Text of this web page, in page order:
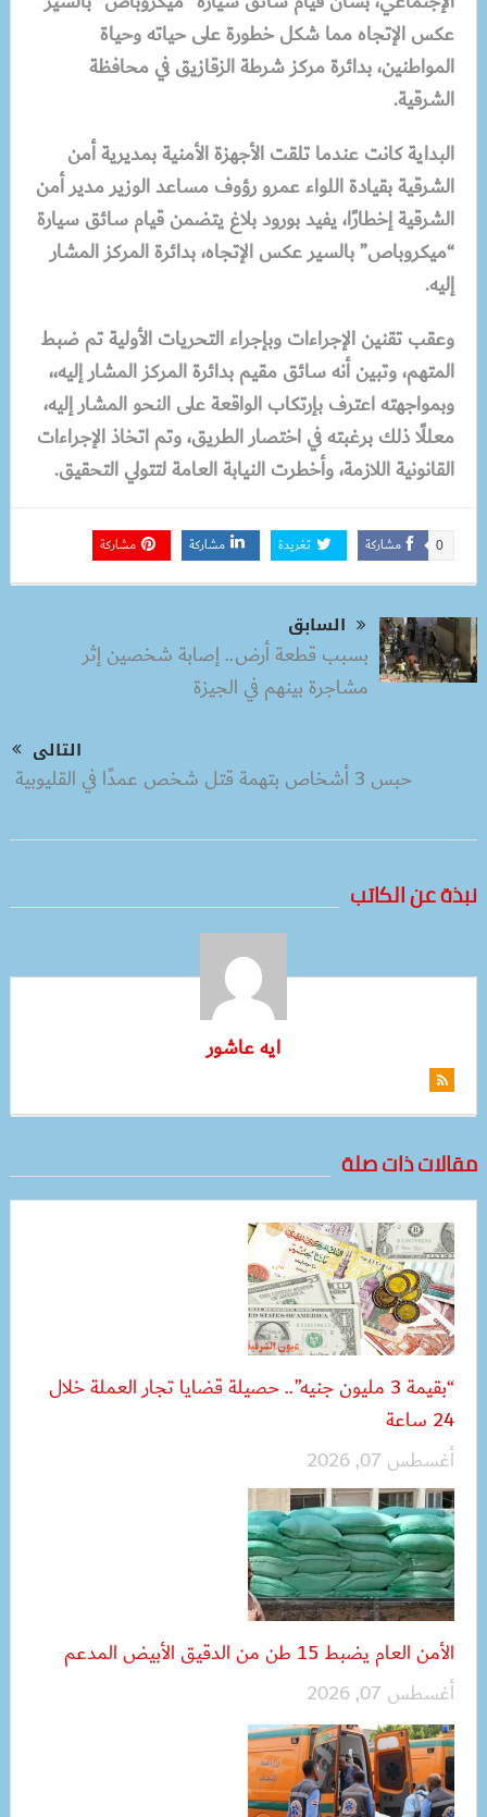
عكس الإتجاه مما شكل خطورة على حياته وحياة
المواطنين، بدائرة مركز شرطة الزقازيق في محافظة
الشرقية.
البداية كانت عندما تلقت الأجهزة الأمنية بمديرية أمن
الشرقية بقيادة اللواء عمرو رؤوف مساعد الوزير مدير أمن
الشرقية إخطارًا، يفيد بورود بلاغ يتضمن قيام سائق سيارة
“ميكروباص” بالسير عكس الإتجاه، بدائرة المركز المشار
إليه.
وعقب تقنين الإجراءات وبإجراء التحريات الأولية تم ضبط
المتهم، وتبين أنه سائق مقيم بدائرة المركز المشار إليه،،
وبمواجهته اعترف بإرتكاب الواقعة على النحو المشار إليه،
معللًا ذلك برغبته في اختصار الطريق، وتم اتخاذ الإجراءات
القانونية اللازمة، وأخطرت النيابة العامة لتتولي التحقيق.
مشاركة 0 تغريدة مشاركة مشاركة
السابق
بسبب قطعة أرض.. إصابة شخصين إثر
مشاجرة بينهم في الجيزة
التالى
حبس 3 أشخاص بتهمة قتل شخص عمدًا في القليوبية
نبذة عن الكاتب
ايه عاشور
مقالات ذات صلة
“بقيمة 3 مليون جنيه”.. حصيلة قضايا تجار العملة خلال
24 ساعة
أغسطس 07, 2026
الأمن العام يضبط 15 طن من الدقيق الأبيض المدعم
أغسطس 07, 2026